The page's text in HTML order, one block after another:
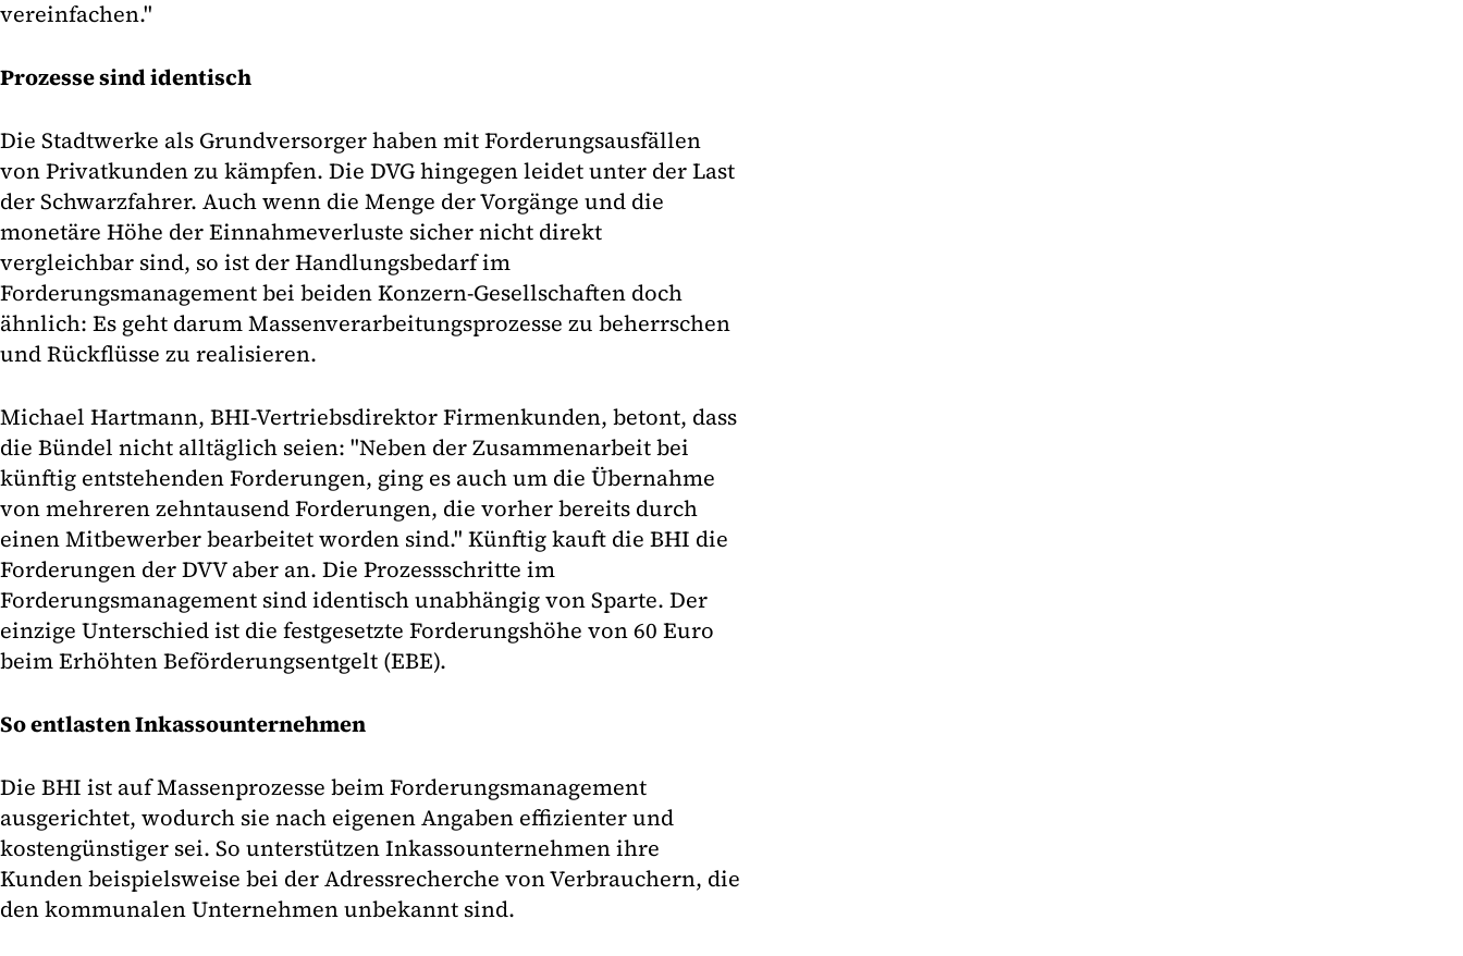
vereinfachen."
Prozesse sind identisch
Die Stadtwerke als Grundversorger haben mit Forderungsausfällen
von Privatkunden zu kämpfen. Die DVG hingegen leidet unter der Last
der Schwarzfahrer. Auch wenn die Menge der Vorgänge und die
monetäre Höhe der Einnahmeverluste sicher nicht direkt
vergleichbar sind, so ist der Handlungsbedarf im
Forderungsmanagement bei beiden Konzern-Gesellschaften doch
ähnlich: Es geht darum Massenverarbeitungsprozesse zu beherrschen
und Rückflüsse zu realisieren.
Michael Hartmann, BHI-Vertriebsdirektor Firmenkunden, betont, dass
die Bündel nicht alltäglich seien: "Neben der Zusammenarbeit bei
künftig entstehenden Forderungen, ging es auch um die Übernahme
von mehreren zehntausend Forderungen, die vorher bereits durch
einen Mitbewerber bearbeitet worden sind." Künftig kauft die BHI die
Forderungen der DVV aber an. Die Prozessschritte im
Forderungsmanagement sind identisch unabhängig von Sparte. Der
einzige Unterschied ist die festgesetzte Forderungshöhe von 60 Euro
beim Erhöhten Beförderungsentgelt (EBE).
So entlasten Inkassounternehmen
Die BHI ist auf Massenprozesse beim Forderungsmanagement
ausgerichtet, wodurch sie nach eigenen Angaben effizienter und
kostengünstiger sei. So unterstützen Inkassounternehmen ihre
Kunden beispielsweise bei der Adressrecherche von Verbrauchern, die
den kommunalen Unternehmen unbekannt sind.